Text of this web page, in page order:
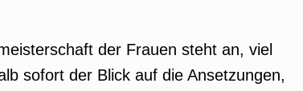
der Frauen steht an, viel
sofort der Blick auf die Ansetzungen,